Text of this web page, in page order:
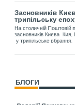
Засновників
трипільську
На столичній Поштовій
засновників Києва
у трипільське вбрання.
БЛОГИ